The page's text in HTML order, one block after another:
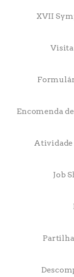
XVII
Visita
Encomenda
Atividade
Job